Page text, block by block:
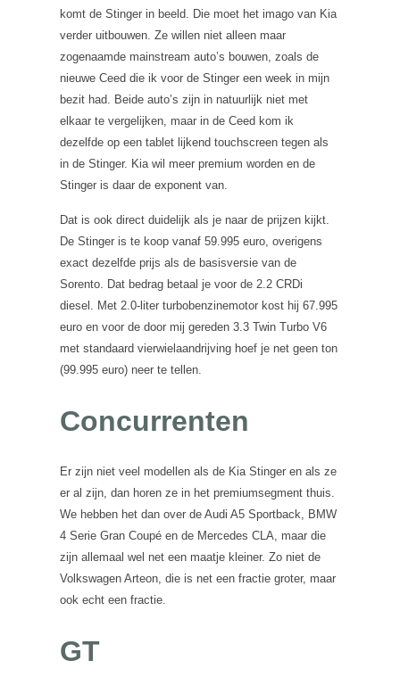
komt de Stinger in beeld. Die moet het imago van Kia
verder uitbouwen. Ze willen niet alleen maar
zogenaamde mainstream auto’s bouwen, zoals de
nieuwe Ceed die ik voor de Stinger een week in mijn
bezit had. Beide auto’s zijn in natuurlijk niet met
elkaar te vergelijken, maar in de Ceed kom ik
dezelfde op een tablet lijkend touchscreen tegen als
in de Stinger. Kia wil meer premium worden en de
Stinger is daar de exponent van.
Dat is ook direct duidelijk als je naar de prijzen kijkt.
De Stinger is te koop vanaf 59.995 euro, overigens
exact dezelfde prijs als de basisversie van de
Sorento. Dat bedrag betaal je voor de 2.2 CRDi
diesel. Met 2.0-liter turbobenzinemotor kost hij 67.995
euro en voor de door mij gereden 3.3 Twin Turbo V6
met standaard vierwielaandrijving hoef je net geen ton
(99.995 euro) neer te tellen.
Concurrenten
Er zijn niet veel modellen als de Kia Stinger en als ze
er al zijn, dan horen ze in het premiumsegment thuis.
We hebben het dan over de Audi A5 Sportback, BMW
4 Serie Gran Coupé en de Mercedes CLA, maar die
zijn allemaal wel net een maatje kleiner. Zo niet de
Volkswagen Arteon, die is net een fractie groter, maar
ook echt een fractie.
GT